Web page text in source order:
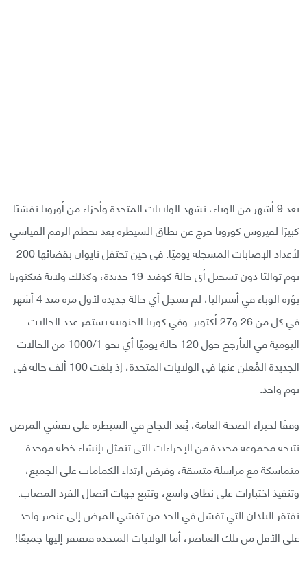
بعد 9 أشهر من الوباء، تشهد الولايات المتحدة وأجزاء من أوروبا تفشيًا
كبيرًا لفيروس كورونا خرج عن نطاق السيطرة بعد تحطم الرقم القياسي
لأعداد الإصابات المسجلة يوميًا. في حين تحتفل تايوان بقضائها 200
يوم تواليًا دون تسجيل أي حالة كوفيد-19 جديدة، وكذلك ولاية فيكتوريا
بؤرة الوباء في أستراليا، لم تسجل أي حالة جديدة لأول مرة منذ 4 أشهر
في كل من 26 و27 أكتوبر. وفي كوريا الجنوبية يستمر عدد الحالات
اليومية في التأرجح حول 120 حالة يوميًا أي نحو 1000/1 من الحالات
الجديدة المُعلن عنها في الولايات المتحدة، إذ بلغت 100 ألف حالة في
يوم واحد.
وفقًا لخبراء الصحة العامة، يُعد النجاح في السيطرة على تفشي المرض
نتيجة مجموعة محددة من الإجراءات التي تتمثل بإنشاء خطة موحدة
متماسكة مع مراسلة متسقة، وفرض ارتداء الكمامات على الجميع،
وتنفيذ اختبارات على نطاق واسع، وتتبع جهات اتصال الفرد المصاب.
تفتقر البلدان التي تفشل في الحد من تفشي المرض إلى عنصر واحد
على الأقل من تلك العناصر، أما الولايات المتحدة فتفتقر إليها جميعًا!